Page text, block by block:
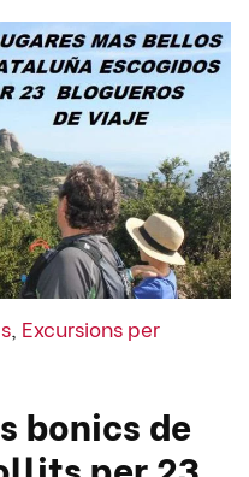
Excursions per
bonics de